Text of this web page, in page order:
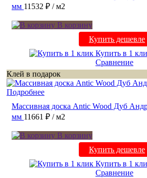
мм 11532 ₽ / м2
В корзину
Купить дешевле
Купить в 1
Сравнение
Клей в подарок
Подробнее
Массивная доска Antic Wood Дуб
мм 11661 ₽ / м2
В корзину
Купить дешевле
Купить в 1
Сравнение